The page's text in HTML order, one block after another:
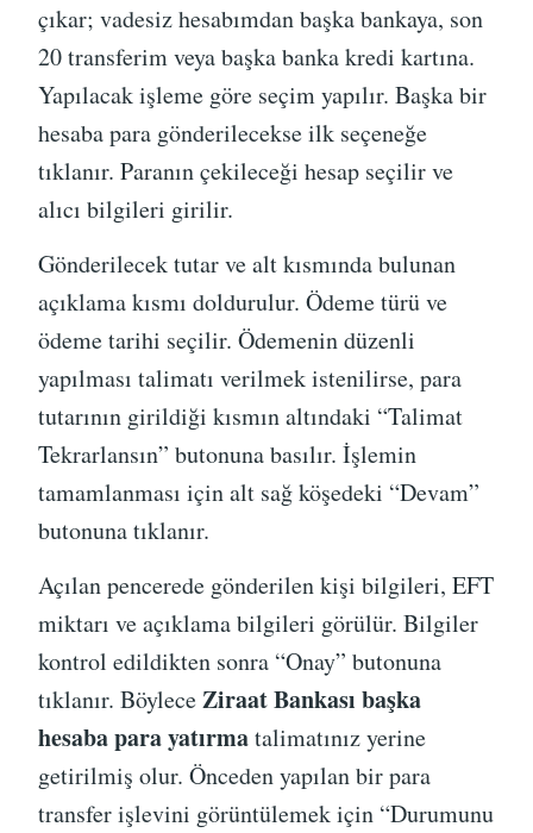
çıkar; vadesiz hesabımdan başka bankaya, son
20 transferim veya başka banka kredi kartına.
Yapılacak işleme göre seçim yapılır. Başka bir
hesaba para gönderilecekse ilk seçeneğe
tıklanır. Paranın çekileceği hesap seçilir ve
alıcı bilgileri girilir.
Gönderilecek tutar ve alt kısmında bulunan
açıklama kısmı doldurulur. Ödeme türü ve
ödeme tarihi seçilir. Ödemenin düzenli
yapılması talimatı verilmek istenilirse, para
tutarının girildiği kısmın altındaki “Talimat
Tekrarlansın” butonuna basılır. İşlemin
tamamlanması için alt sağ köşedeki “Devam”
butonuna tıklanır.
Açılan pencerede gönderilen kişi bilgileri, EFT
miktarı ve açıklama bilgileri görülür. Bilgiler
kontrol edildikten sonra “Onay” butonuna
tıklanır. BöyleceZiraat Bankası başka
hesaba para yatırmatalimatınız yerine
getirilmiş olur. Önceden yapılan bir para
transfer işlevini görüntülemek için “Durumunu